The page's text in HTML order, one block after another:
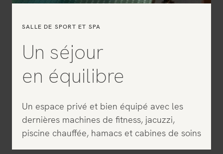
SALLE DE SPORT ET SPA
Un séjour
en équilibre
Un espace privé et bien équipé avec les
dernières machines de fitness, jacuzzi,
piscine chauffée, hamacs et cabines de soins